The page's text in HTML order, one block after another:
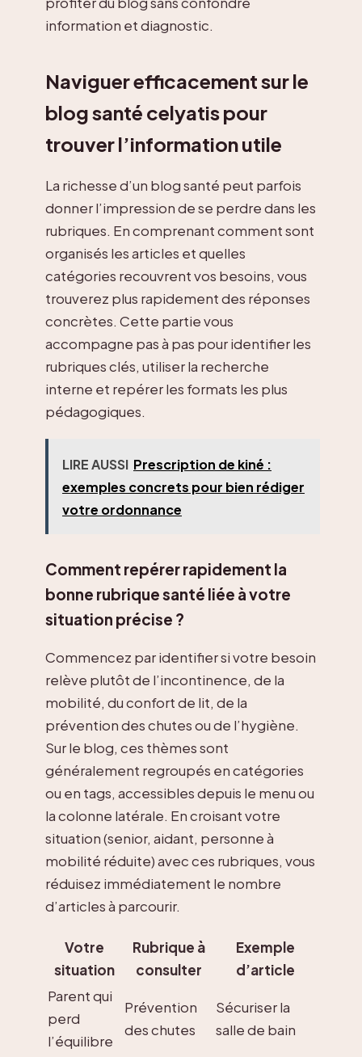
information et diagnostic.
Naviguer efficacement sur le
blog santé celyatis pour
trouver l’information utile
La richesse d’un blog santé peut parfois
donner l’impression de se perdre dans les
rubriques. En comprenant comment sont
organisés les articles et quelles
catégories recouvrent vos besoins, vous
trouverez plus rapidement des réponses
concrètes. Cette partie vous
accompagne pas à pas pour identifier les
rubriques clés, utiliser la recherche
interne et repérer les formats les plus
pédagogiques.
LIRE AUSSI Prescription de kiné :
exemples concrets pour bien rédiger
votre ordonnance
Comment repérer rapidement la
bonne rubrique santé liée à votre
situation précise ?
Commencez par identifier si votre besoin
relève plutôt de l’incontinence, de la
mobilité, du confort de lit, de la
prévention des chutes ou de l’hygiène.
Sur le blog, ces thèmes sont
généralement regroupés en catégories
ou en tags, accessibles depuis le menu ou
la colonne latérale. En croisant votre
situation (senior, aidant, personne à
mobilité réduite) avec ces rubriques, vous
réduisez immédiatement le nombre
d’articles à parcourir.
Votre
situation
Rubrique à
consulter
Exemple
d’article
Parent qui
perd
l’équilibre
Prévention
des chutes
Sécuriser la
salle de bain